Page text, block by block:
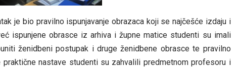
bio pravilno ispunjavanje obrazaca koji se najčešće izdaju i
ispunjene obrasce iz arhiva i župne matice studenti su imali
ženidbeni postupak i druge ženidbene obrasce te pravilno
nastave studenti su zahvalili predmetnom profesoru i